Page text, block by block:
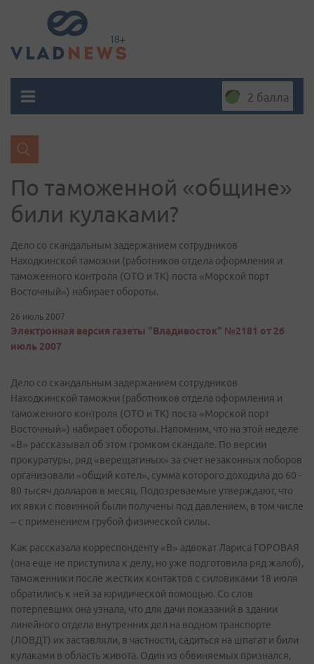
2 балла
По таможенной «общине»
били кулаками?
Дело со скандальным задержанием сотрудников
Находкинской таможни (работников отдела оформления и
таможенного контроля (ОТО и ТК) поста «Морской порт
Восточный») набирает обороты.
26 июль 2007
Электронная версия газеты "Владивосток" №2181 от 26
июль 2007
Дело со скандальным задержанием сотрудников
Находкинской таможни (работников отдела оформления и
таможенного контроля (ОТО и ТК) поста «Морской порт
Восточный») набирает обороты. Напомним, что на этой неделе
«В» рассказывал об этом громком скандале. По версии
прокуратуры, ряд «верещагиных» за счет незаконных поборов
организовали «общий котел», сумма которого доходила до 60 -
80 тысяч долларов в месяц. Подозреваемые утверждают, что
их явки с повинной были получены под давлением, в том числе
– с применением грубой физической силы.
Как рассказала корреспонденту «В» адвокат Лариса ГОРОВАЯ
(она еще не приступила к делу, но уже подготовила ряд жалоб),
таможенники после жестких контактов с силовиками 18 июля
обратились к ней за юридической помощью. Со слов
потерпевших она узнала, что для дачи показаний в здании
линейного отдела внутренних дел на водном транспорте
(ЛОВДТ) их заставляли, в частности, садиться на шпагат и били
кулаками в область живота. Один из обвиняемых признался,